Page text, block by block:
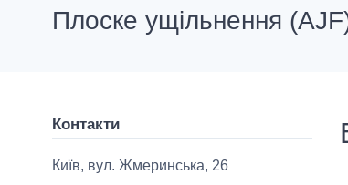
Плоске ущільнення
Контакти
Київ, вул. Жмеринська, 26